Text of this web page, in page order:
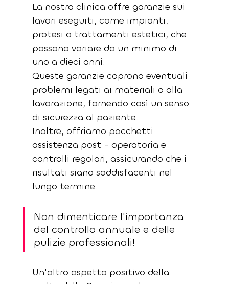
La nostra clinica offre garanzie sui
lavori eseguiti, come impianti,
protesi o trattamenti estetici, che
possono variare da un minimo di
uno a dieci anni.
Queste garanzie coprono eventuali
problemi legati ai materiali o alla
lavorazione, fornendo così un senso
di sicurezza al paziente.
Inoltre, offriamo pacchetti
assistenza post - operatoria e
controlli regolari, assicurando che i
risultati siano soddisfacenti nel
lungo termine.
Non dimenticare l'importanza
del controllo annuale e delle
pulizie professionali!
Un'altro aspetto positivo della